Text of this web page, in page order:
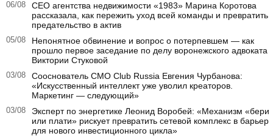
06/08
CEO агентства недвижимости «1983» Марина Коротова
рассказала, как пережить уход всей команды и превратить
предательство в актив
05/08
Непонятное обвинение и вопрос о потерпевшем — как
прошло первое заседание по делу воронежского адвоката
Виктории Стуковой
03/08
Сооснователь CMO Club Russia Евгения Чурбанова:
«Искусственный интеллект уже уволил креаторов.
Маркетинг — следующий»
03/08
Эксперт по энергетике Леонид Воробей: «Механизм «бери
или плати» рискует превратить сетевой комплекс в барьер
для нового инвестиционного цикла»